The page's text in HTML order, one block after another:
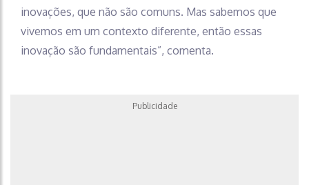
inovações, que não são comuns. Mas sabemos que
vivemos em um contexto diferente, então essas
inovação são fundamentais”, comenta.
Publicidade